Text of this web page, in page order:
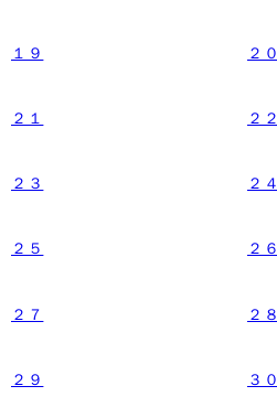
１９ ２０
２１ ２２
２３ ２４
２５ ２６
２７ ２８
２９ ３０